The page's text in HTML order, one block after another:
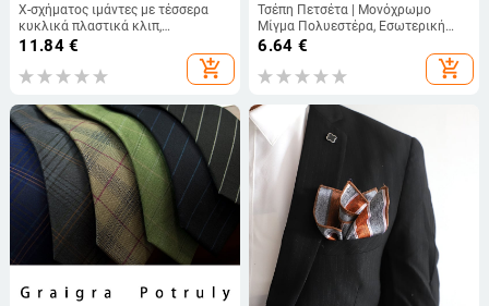
X-σχήματος ιμάντες με τέσσερα
κυκλικά πλαστικά κλιπ,
πολυεστερική ελαστική ταινία,
11.84€
add_shopping_cart
Τσέπη Πετσέτα | Μονόχρωμο
Μίγμα Πολυεστέρα, Εσωτερική
Επένδυση: Πολυεστερικό Νήμα,
Κουτί Δώρου, Καλοκαίρι 2022
6.64 €
add_shopping_cart